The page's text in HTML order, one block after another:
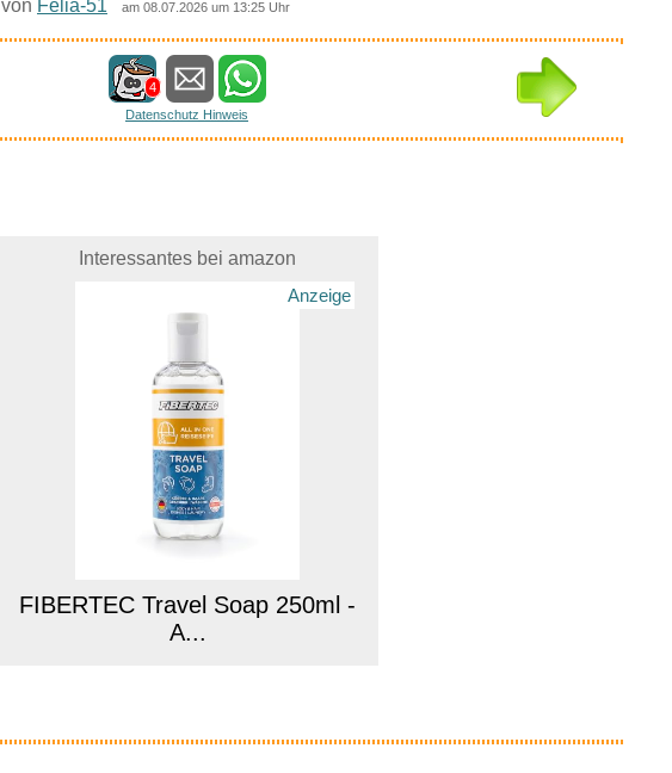
von Felia-51 am 08.07.2026 um 13:25 Uhr
4
Datenschutz Hinweis
Interessantes bei amazon
Anzeige
FIBERTEC Travel Soap 250ml -
A...